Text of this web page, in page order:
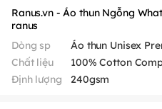
Ranus.vn - Áo thun Ngỗng
ranus
Dòng sp
Áo thun Unisex
Chất liệu
100% Cotton
Định lượng
240gsm